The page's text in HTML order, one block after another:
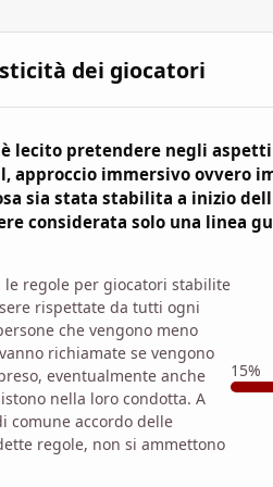
dei giocatori
lecito pretendere negli
approccio immersivo ovvero
sia stata stabilita a inizio
considerata solo una linea
le regole per giocatori stabilite
rispettate da tutti ogni
che vengono meno
richiamate se vengono
eventualmente anche
nella loro condotta. A
comune accordo delle
regole, non si ammettono
15%